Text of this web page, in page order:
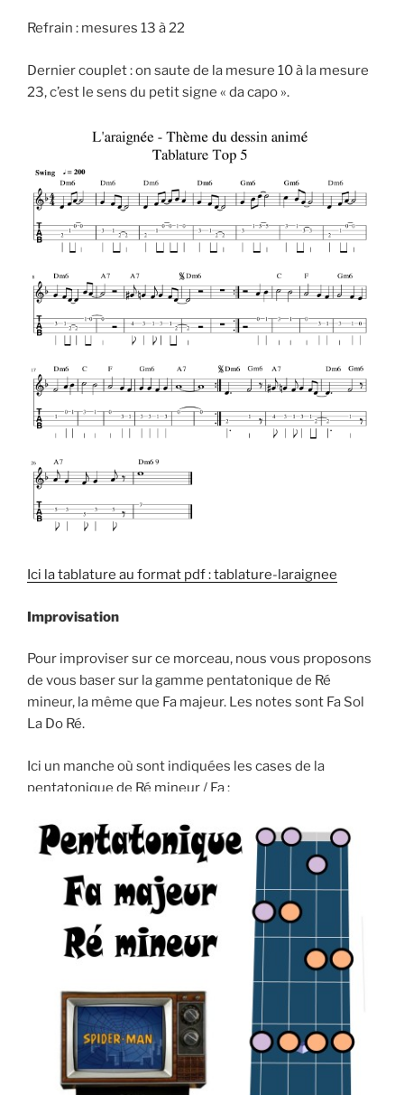
Refrain : mesures 13 à 22
Dernier couplet : on saute de la mesure 10 à la mesure
23, c’est le sens du petit signe « da capo ».
Ici la tablature au format pdf : tablature-laraignee
Improvisation
Pour improviser sur ce morceau, nous vous proposons
de vous baser sur la gamme pentatonique de Ré
mineur, la même que Fa majeur. Les notes sont Fa Sol
La Do Ré.
Ici un manche où sont indiquées les cases de la
pentatonique de Ré mineur / Fa :